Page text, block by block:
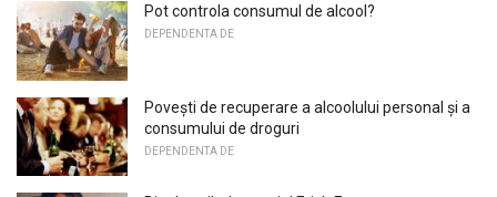
Pot controla consumul de alcool?
DEPENDENTA DE
Povești de recuperare a alcoolului personal și a
consumului de droguri
DEPENDENTA DE